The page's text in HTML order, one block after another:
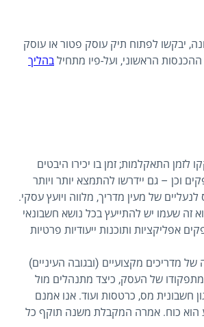
יבקשו לפתוח תיק עוסק פטור או עוסק
הראשוני, ועל-פיו מתחיל בהליך
התאקלמות; זמן בו יכירו היבטים
וכן – גם יידרשו להתמצא יותר ויותר
של מעין מדריך, מלווה ויועץ עסקי.
זה שעמו יש להתייעץ בכל נושא חשבונאי
אפליקציות ותוכנות ייעודיות פרטיות
מדריכים מקצועיים (ובגובה העיניים)
של העסק, כיצד מתנהלים מול
חשבונית מס, כרטסות ועוד. אנו אמנם
הוא כוח. אמרה המקבלת משנה תוקף כל